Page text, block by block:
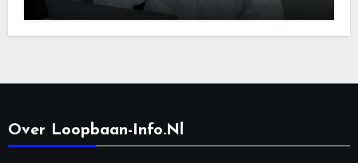
Over Loopbaan-Info.nl